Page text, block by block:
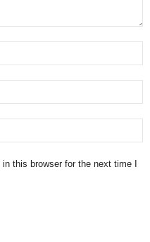
this browser for the next time I